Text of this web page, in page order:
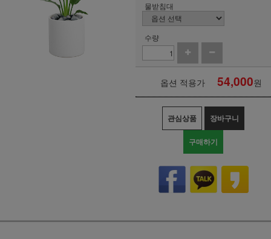
물받침대
수량
옵션 적용가 54,000원
관심상품 장바구니
구매하기